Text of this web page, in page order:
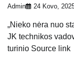
Admin 24 Kovo,
„Nieko nėra nuo
JK technikos
turinio Source link